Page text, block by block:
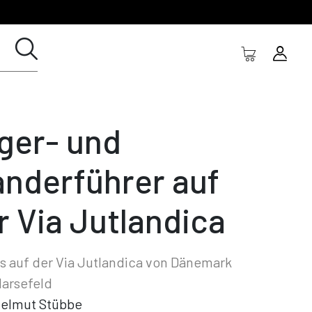
und
auf
Via Jutlandica
auf der Via Jutlandica von Dänemark
Stübbe